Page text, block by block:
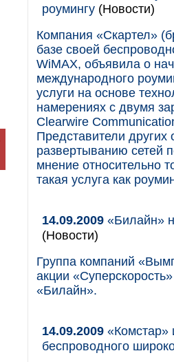
роумингу (Новости)
Компания «Скартел»
базе своей
WiMAX, объявила о
международного
услуги на основе
намерениях с двумя
Clearwire
Представители
развертыванию сетей
мнение относительно
такая услуга как
14.09.2009 «Билайн»
(Новости)
Группа компаний
акции
«Билайн».
14.09.2009 «Комстар»
беспроводного